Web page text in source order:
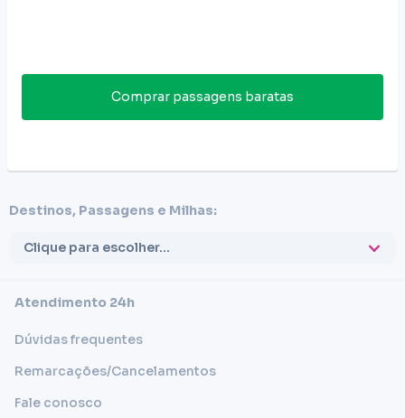
Comprar passagens baratas
Destinos, Passagens e Milhas:
Clique para escolher...
Atendimento 24h
Dúvidas frequentes
Remarcações/Cancelamentos
Fale conosco